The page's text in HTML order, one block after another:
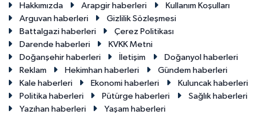
Hakkımızda
Arapgir haberleri
Kullanım Koşulları
Arguvan haberleri
Gizlilik Sözleşmesi
Battalgazi haberleri
Çerez Politikası
Darende haberleri
KVKK Metni
Doğanşehir haberleri
İletişim
Doğanyol haberleri
Reklam
Hekimhan haberleri
Gündem haberleri
Kale haberleri
Ekonomi haberleri
Kuluncak haberleri
Politika haberleri
Pütürge haberleri
Sağlık haberleri
Yazıhan haberleri
Yaşam haberleri